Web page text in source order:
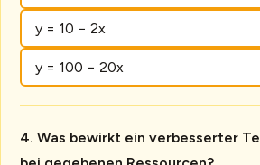
y = 10 − 2x
y = 100 − 20x
Was bewirkt ein verbesserter